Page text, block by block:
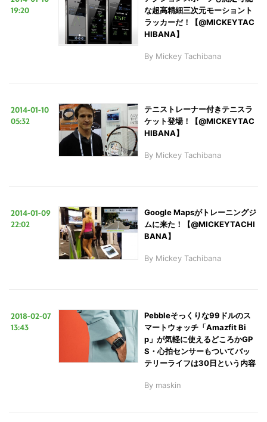
19:20
な超高精細三次元モーショント
ラッカーだ！【@MICKEYTAC
HIBANA】
By Mickey Tachibana
2014-01-10
05:32
テニストレーナー付きテニスラ
ケット登場！【@MICKEYTAC
HIBANA】
By Mickey Tachibana
2014-01-09
22:02
Google Mapsがトレーニングジ
ムに来た！【@MICKEYTACHI
BANA】
By Mickey Tachibana
2018-02-07
13:43
Pebbleそっくりな99ドルのス
マートウォッチ「Amazfit Bi
p」が気軽に使えるどころかGP
S・心拍センサーもついてバッ
テリーライフは30日という内容
By maskin